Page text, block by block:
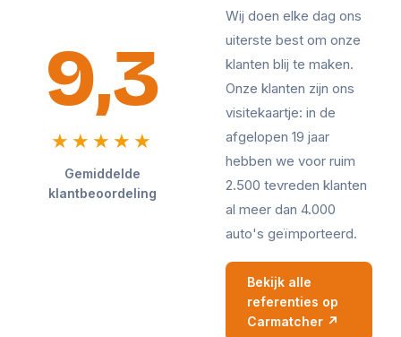
9,3
★★★★★
Gemiddelde
klantbeoordeling
Wij doen elke dag ons
uiterste best om onze
klanten blij te maken.
Onze klanten zijn ons
visitekaartje: in de
afgelopen 19 jaar
hebben we voor ruim
2.500 tevreden klanten
al meer dan 4.000
auto's geïmporteerd.
Bekijk alle
referenties op
Carmatcher ↗